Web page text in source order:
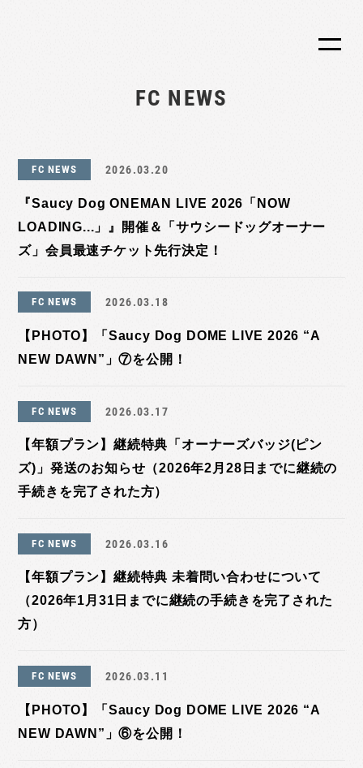
FC NEWS
FC NEWS 2026.03.20
『Saucy Dog ONEMAN LIVE 2026「NOW
LOADING...」』開催＆「サウシードッグオーナー
ズ」会員最速チケット先行決定！
FC NEWS 2026.03.18
【PHOTO】「Saucy Dog DOME LIVE 2026 “A
NEW DAWN”」⑦を公開！
FC NEWS 2026.03.17
【年額プラン】継続特典「オーナーズバッジ(ピン
ズ)」発送のお知らせ（2026年2月28日までに継続の
手続きを完了された方）
FC NEWS 2026.03.16
【年額プラン】継続特典 未着問い合わせについて
（2026年1月31日までに継続の手続きを完了された
方）
FC NEWS 2026.03.11
【PHOTO】「Saucy Dog DOME LIVE 2026 “A
NEW DAWN”」⑥を公開！